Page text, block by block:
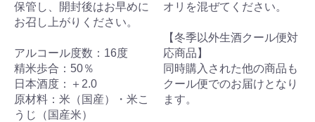
保管し、開封後はお早めに
お召し上がりください。
アルコール度数：16度
精米歩合：50％
日本酒度：＋2.0
原材料：米（国産）・米こ
うじ（国産米）
オリを混ぜてください。
【冬季以外生酒クール便対
応商品】
同時購入された他の商品も
クール便でのお届けとなり
ます。